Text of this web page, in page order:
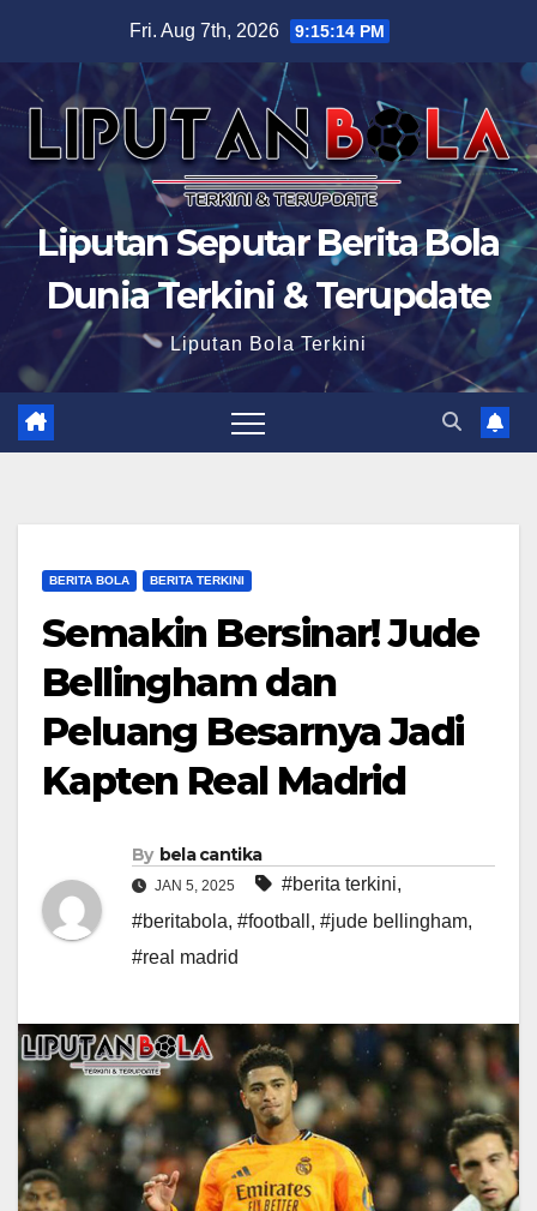
content
Fri. Aug 7th, 2026 9:15:15 PM
Liputan Seputar Berita Bola
Dunia Terkini & Terupdate
Liputan Bola Terkini
BERITA BOLA BERITA TERKINI
Semakin Bersinar! Jude
Bellingham dan
Peluang Besarnya Jadi
Kapten Real Madrid
By bela cantika
JAN 5, 2025 #berita terkini,
#beritabola, #football , #jude bellingham,
#real madrid